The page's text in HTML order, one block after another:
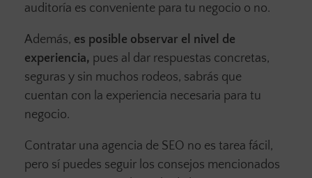
auditoría es conveniente para tu negocio o no.
Además, es posible observar el nivel de
experiencia, pues al dar respuestas concretas,
seguras y sin muchos rodeos, sabrás que
cuentan con la experiencia necesaria para tu
negocio.
Contratar una agencia de SEO no es tarea fácil,
pero sí puedes seguir los consejos mencionados